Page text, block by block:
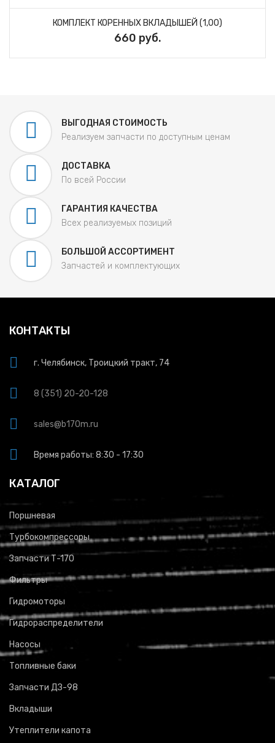
КОМПЛЕКТ КОРЕННЫХ ВКЛАДЫШЕЙ (1,00)
660 руб.
ВЫГОДНАЯ СТОИМОСТЬ
Реализуем запчасти по доступным ценам
ДОСТАВКА
По всей России
ГАРАНТИЯ КАЧЕСТВА
Всех реализуемых позиций
БОЛЬШОЙ АССОРТИМЕНТ
Запчастей и комплектующих
КОНТАКТЫ
г. Челябинск, Троицкий тракт, 74
8 (351) 20-20-128
sales@b170m.ru
Время работы: 8:30 - 17:30
КАТАЛОГ
Поршневая
Турбокомпрессоры
Запчасти Т-170
Фильтры
Гидромоторы
Гидрораспределители
Насосы
Топливные баки
Запчасти ДЗ-98
Вкладыши
Утеплители капота